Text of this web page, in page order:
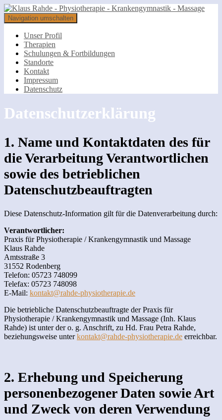
Navigation umschalten
Unser Profil
Therapien
Schulungen & Fortbildungen
Standorte
Kontakt
Impressum
Datenschutz
Datenschutzerklärung
1. Name und Kontaktdaten des für
die Verarbeitung Verantwortlichen
sowie des betrieblichen
Datenschutzbeauftragten
Diese Datenschutz-Information gilt für die Datenverarbeitung durch:
Verantwortlicher:
Praxis für Physiotherapie / Krankengymnastik und Massage
Klaus Rahde
Amtsstraße 3
31552 Rodenberg
Telefon: 05723 748099
Telefax: 05723 748098
E-Mail: kontakt@rahde-physiotherapie.de
Die betriebliche Datenschutzbeauftragte der Praxis für
Physiotherapie / Krankengymnastik und Massage (Inh. Klaus
Rahde) ist unter der o. g. Anschrift, zu Hd. Frau Petra Rahde,
beziehungsweise unterkontakt@rahde-physiotherapie.de erreichbar.
2. Erhebung und Speicherung
personenbezogener Daten sowie Art
und Zweck von deren Verwendung